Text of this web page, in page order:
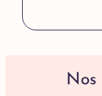
Nos